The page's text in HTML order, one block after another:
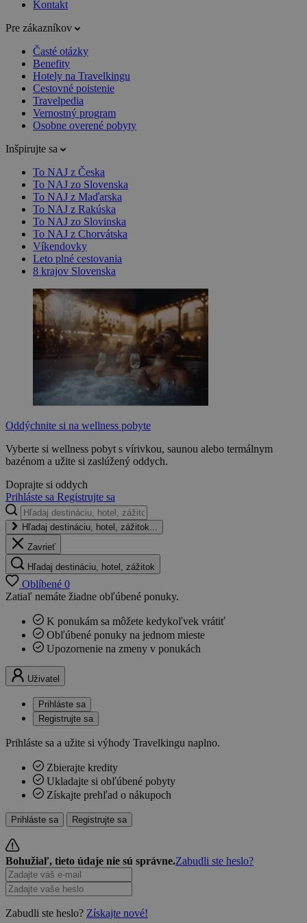
Kontakt
Pre zákazníkov
Časté otázky
Benefity
Hotely na Travelkingu
Cestovné poistenie
Travelpedia
Vernostný program
Osobne overené pobyty
Inšpirujte sa
To NAJ z Česka
To NAJ zo Slovenska
To NAJ z Maďarska
To NAJ z Rakúska
To NAJ zo Slovinska
To NAJ z Chorvátska
Víkendovky
Leto plné cestovania
8 krajov Slovenska
Oddýchnite si na wellness pobyte
Vyberte si wellness pobyt s vírivkou, saunou alebo termálnym
bazénom a užite si zaslúžený oddych.
Doprajte si oddych
Prihláste sa Registrujte sa
Hľadaj destináciu, hotel, zážitok...
Zavrieť
Hľadaj destináciu, hotel, zážitok
Oblíbené 0
Zatiaľ nemáte žiadne obľúbené ponuky.
K ponukám sa môžete kedykoľvek vrátiť
Obľúbené ponuky na jednom mieste
Upozornenie na zmeny v ponukách
Uživatel
Prihláste sa
Registrujte sa
Prihláste sa a užite si výhody Travelkingu naplno.
Zbierajte kredity
Ukladajte si obľúbené pobyty
Získajte prehľad o nákupoch
Prihláste sa Registrujte sa
Bohužiaľ, tieto údaje nie sú správne.Zabudli ste heslo?
Zabudli ste heslo? Získajte nové!